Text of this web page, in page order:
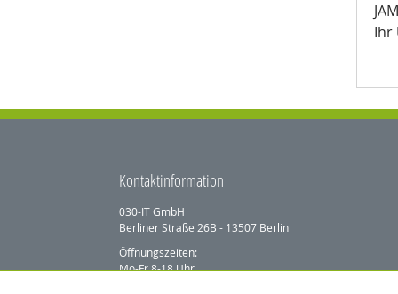
Ihr
Kontaktinformation
030-IT GmbH
Berliner Straße 26B - 13507 Berlin
Öffnungszeiten:
Mo-Fr 8-18 Uhr